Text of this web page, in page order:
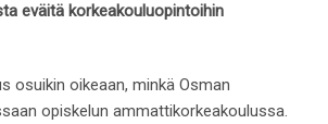
eväitä korkeakouluopintoihin
osuikin oikeaan, minkä Osman
opiskelun ammattikorkeakoulussa.